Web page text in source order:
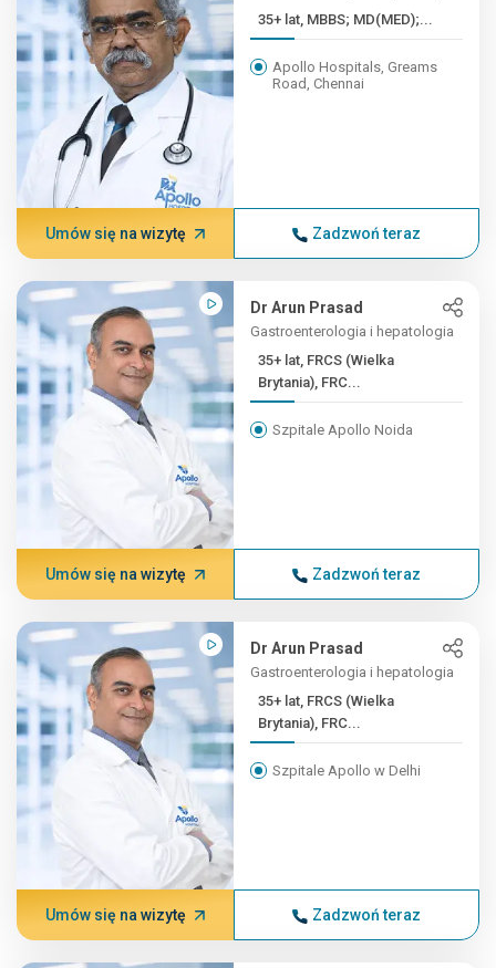
35+ lat, MBBS; MD(MED);...
Apollo Hospitals, Greams
Road, Chennai
Umów się na wizytę Zadzwoń teraz
Dr Arun Prasad
Gastroenterologia i hepatologia
35+ lat, FRCS (Wielka
Brytania), FRC...
Szpitale Apollo Noida
Umów się na wizytę Zadzwoń teraz
Dr Arun Prasad
Gastroenterologia i hepatologia
35+ lat, FRCS (Wielka
Brytania), FRC...
Szpitale Apollo w Delhi
Umów się na wizytę Zadzwoń teraz